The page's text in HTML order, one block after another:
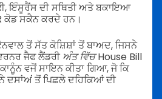
ਇੰਸੂਰੈਂਸ ਦੀ ਸਥਿਤੀ ਅਤੇ ਬਕਾਇਆ
ਕੋਡ ਸਕੈਨ ਕਰਦੇ ਹਨ।
ਤੋਂ ਸੱਤ ਕੋਸ਼ਿਸ਼ਾਂ ਤੋਂ ਬਾਅਦ, ਜਿਸਨੇ
ਜੈਫ ਲੈਂਡਰੀ ਅੰਤ ਵਿੱਚHouse Bill
ਵਜੋਂ ਸਾਇਨ ਕੀਤਾ ਗਿਆ, ਜੋ ਕਿ
ਦਸਾਂਅਂ ਤੋਂ ਪਿਛਲੇ ਦਹਿਕਿਆਂ ਦੀ